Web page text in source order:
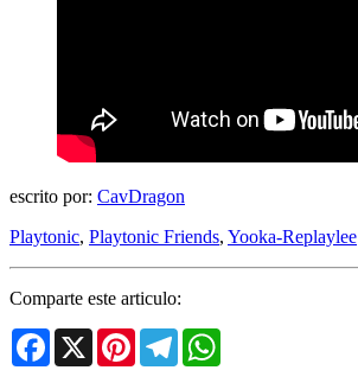
escrito por: CavDragon
Playtonic, Playtonic Friends, Yooka-Replaylee
Comparte este articulo:
Facebook
X PinterestTelegram